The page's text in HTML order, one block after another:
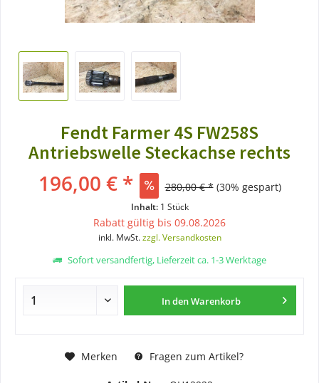
Fendt Farmer 4S FW258S
Antriebswelle Steckachse rechts
196,00 € * 280,00 € * (30% gespart)
Inhalt: 1 Stück
Rabatt gültig bis 09.08.2026
inkl. MwSt.zzgl. Versandkosten
Sofort versandfertig, Lieferzeit ca. 1-3 Werktage
In denWarenkorb
Merken Fragen zum Artikel?